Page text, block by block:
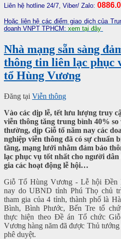
Liên hệ hotline 24/7, Viber/ Zalo:
Hoặc liên hệ các điểm giao dịch của
doanh VNPT TPHCM: xem tại đây
Nhà mạng sẵn sàng
thông tin liên lạc phục
tổ Hùng Vương
Đăng tại Viễn thông
Vào các dịp lễ, tết lưu lượng truy
viễn thông tăng trung bình 40% so
thường, dịp Giỗ tổ năm nay các
nghiệp viễn thông đã có sự chuẩn
tầng, mạng lưới nhằm đảm bảo
lạc phục vụ tốt nhất cho người
gia các hoạt động lễ hội…
Giỗ Tổ Hùng Vương - Lễ hội Đền
nay do UBND tỉnh Phú Thọ chủ
tham gia của 4 tỉnh, thành phố là
Bình, Bình Phước, Bến Tre tổ
thực hiện theo Đề án Tổ chức
Vương hàng năm đã được Thủ
phê duyệt.